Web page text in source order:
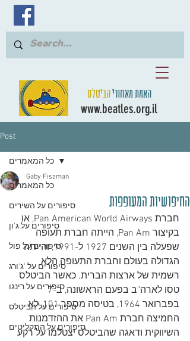
האמת מאחוריהביטלס
www.beatles.org.il
Post
כל המאמרים
סיפורים על השירים
סיפורים על ג'ון
סיפורים על פול
סיפורים על 'ג'ורג
סיפורים על רינגו
סיפורים על הביטלס
סיפורים על התקליטים
כל המאמרים
החיפושיות המעופפות
Gaby Fiszman
חברת Pan American World Airways, או
בקיצור Pan Am, הייתה חברת תעופה
שפעלה בין השנים 1927 ל-1991, והייתה
הגדולה בעולם וחברת התעופה הלא
רשמית של ארצות הברית. כאשר הביטלס
בפברואר 1964, בטיסה מספר 101, לא
החמיצה חברת Pan Am את ההזדמנות
השיווקית ודאגה שהביטלס יצטלמו על רקע